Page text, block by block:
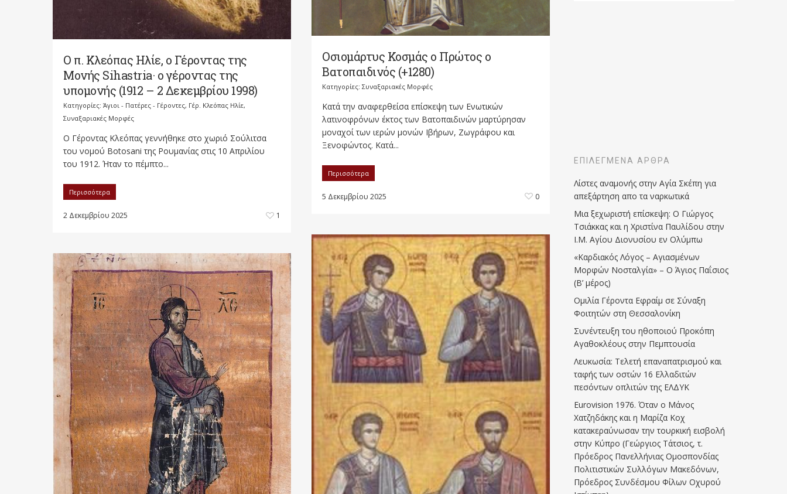
Οσιομάρτυς Κοσμάς ο Πρώτος ο
Βατοπαιδινός (+1280)
Κατηγορίες: Συναξαριακές Μορφές
Κατά την αναφερθείσα επίσκεψη των Ενωτικών
λατινοφρόνων έκτος των Βατοπαιδινών μαρτύρησαν
μοναχοί των ιερών μονών Ιβήρων, Ζωγράφου και
Ξενοφώντος. Κατά...
Περισσότερα
5 Δεκεμβρίου 2025 0
Ο π. Κλεόπας Ηλίε, ο Γέροντας της
Μονής Sihastria· ο γέροντας της
υπομονής (1912 – 2 Δεκεμβρίου 1998)
Κατηγορίες: Άγιοι - Πατέρες - Γέροντες, Γέρ. Κλεόπας Ηλίε,
Συναξαριακές Μορφές
Ο Γέροντας Κλεόπας γεννήθηκε στο χωριό Σούλιτσα
του νομού Botosani της Ρουμανίας στις 10 Απριλίου
του 1912. Ήταν το πέμπτο...
Περισσότερα
2 Δεκεμβρίου 2025 1
ΕΠΙΛΕΓΜΈΝΑ ΆΡΘΡΑ
Λίστες αναμονής στην Αγία Σκέπη για
απεξάρτηση απο τα ναρκωτικά
Μια ξεχωριστή επίσκεψη: Ο Γιώργος
Τσιάκκας και η Χριστίνα Παυλίδου στην
Ι.Μ. Αγίου Διονυσίου εν Ολύμπω
«Καρδιακός Λόγος – Αγιασμένων
Μορφών Νοσταλγία» – Ο Άγιος Παΐσιος
(Β’ μέρος)
Ομιλία Γέροντα Εφραίμ σε Σύναξη
Φοιτητών στη Θεσσαλονίκη
Συνέντευξη του ηθοποιού Προκόπη
Αγαθοκλέους στην Πεμπτουσία
Λευκωσία: Τελετή επαναπατρισμού και
ταφής των οστών 16 Ελλαδιτών
πεσόντων οπλιτών της ΕΛΔΥΚ
Eurovision 1976. Όταν ο Μάνος
Χατζηδάκης και η Μαρίζα Κοχ
κατακεραύνωσαν την τουρκική εισβολή
στην Κύπρο (Γεώργιος Τάτσιος, τ.
Πρόεδρος Πανελλήνιας Ομοσπονδίας
Πολιτιστικών Συλλόγων Μακεδόνων,
Πρόεδρος Συνδέσμου Φίλων Οχυρού